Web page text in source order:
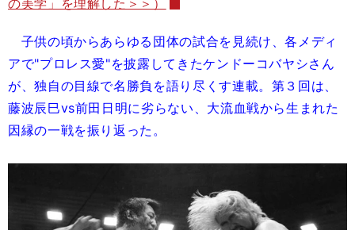
の美学」を理解した＞＞）
子供の頃からあらゆる団体の試合を見続け、各メディ
アで"プロレス愛"を披露してきたケンドーコバヤシさん
が、独自の目線で名勝負を語り尽くす連載。第３回は、
藤波辰巳vs前田日明に劣らない、大流血戦から生まれた
因縁の一戦を振り返った。